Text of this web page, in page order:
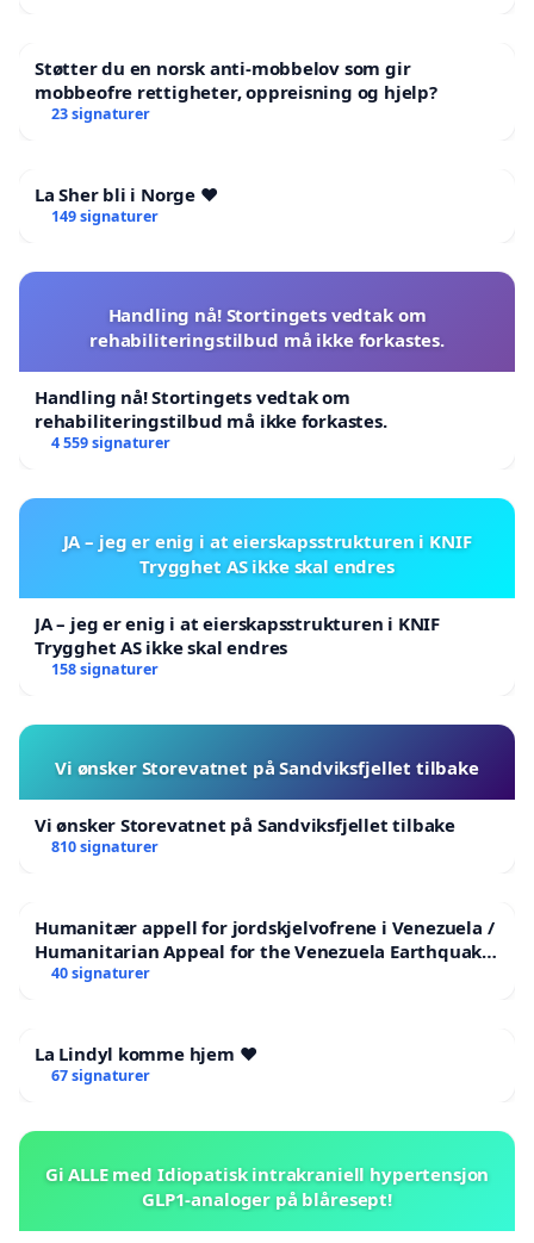
Støtter du en norsk anti-mobbelov som gir
mobbeofre rettigheter, oppreisning og hjelp?
23 signaturer
La Sher bli i Norge ❤️
149 signaturer
Handling nå! Stortingets vedtak om
rehabiliteringstilbud må ikke forkastes.
Handling nå! Stortingets vedtak om
rehabiliteringstilbud må ikke forkastes.
4 559 signaturer
JA – jeg er enig i at eierskapsstrukturen i KNIF
Trygghet AS ikke skal endres
JA – jeg er enig i at eierskapsstrukturen i KNIF
Trygghet AS ikke skal endres
158 signaturer
Vi ønsker Storevatnet på Sandviksfjellet tilbake
Vi ønsker Storevatnet på Sandviksfjellet tilbake
810 signaturer
Humanitær appell for jordskjelvofrene i Venezuela /
Humanitarian Appeal for the Venezuela Earthquake
Victims
40 signaturer
La Lindyl komme hjem ❤️
67 signaturer
Gi ALLE med Idiopatisk intrakraniell hypertensjon
GLP1-analoger på blåresept!